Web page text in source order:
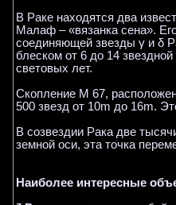
В Раке находятся два
Малаф – «вязанка сена».
соединяющей звезды γ и δ
блеском от 6 до 14
световых лет.
Скопление M 67,
500 звезд от 10m до 16m.
В созвездии Рака две
земной оси, эта точка
Наиболее интересные